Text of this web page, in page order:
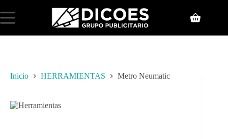
Inicio HERRAMIENTAS Metro Neumatic